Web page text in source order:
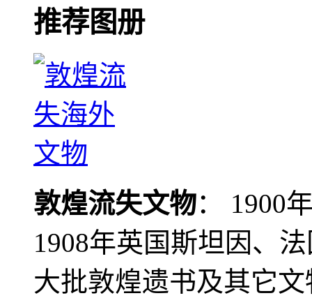
推荐图册
敦煌流失文物： 1900
1908年英国斯坦因、
大批敦煌遗书及其它